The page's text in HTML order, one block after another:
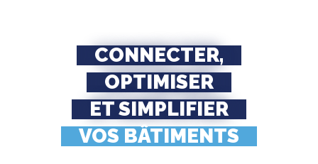
CONNECTER,
OPTIMISER
ET SIMPLIFIER
VOS BÂTIMENTS